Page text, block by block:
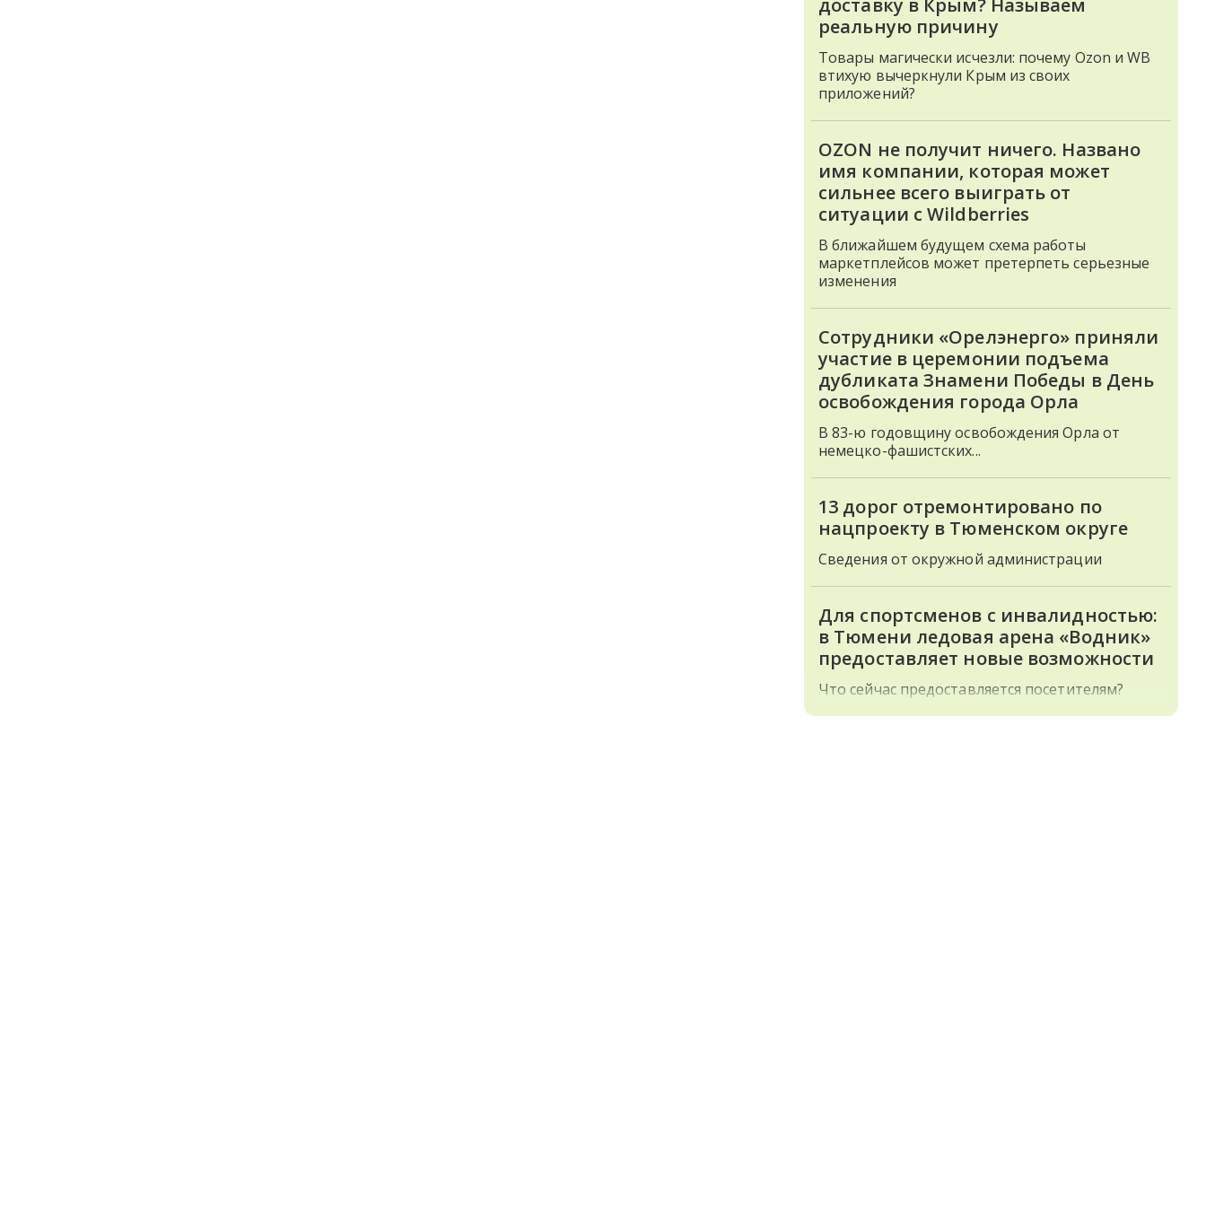
реальную причину
Товары магически исчезли: почему Ozon и WB
втихую вычеркнули Крым из своих
приложений?
OZON не получит ничего. Названо
имя компании, которая может
сильнее всего выиграть от
ситуации с Wildberries
В ближайшем будущем схема работы
маркетплейсов может претерпеть серьезные
изменения
Сотрудники «Орелэнерго» приняли
участие в церемонии подъема
дубликата Знамени Победы в День
освобождения города Орла
В 83-ю годовщину освобождения Орла от
немецко-фашистских...
13 дорог отремонтировано по
нацпроекту в Тюменском округе
Сведения от окружной администрации
Для спортсменов с инвалидностью:
в Тюмени ледовая арена «Водник»
предоставляет новые возможности
Что сейчас предоставляется посетителям?